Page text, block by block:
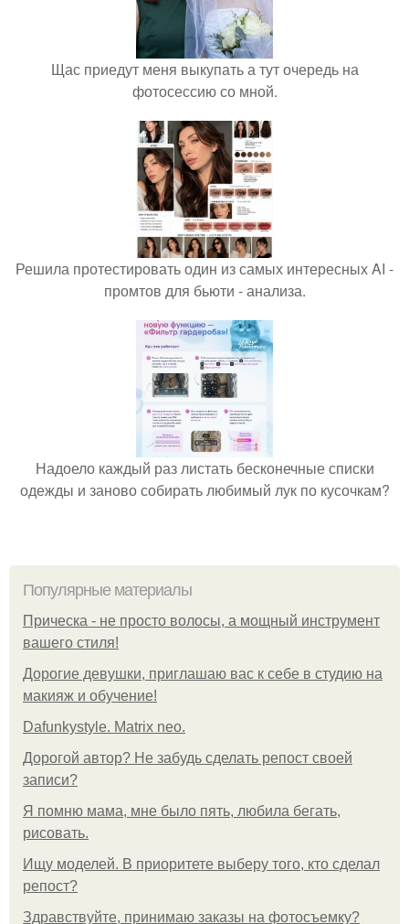
Щас приедут меня выкупать а тут очередь на
фотосессию со мной.
Решила протестировать один из самых интересных AI -
промтов для бьюти - анализа.
Надоело каждый раз листать бесконечные списки
одежды и заново собирать любимый лук по кусочкам?
Популярные материалы
Прическа - не просто волосы, а мощный инструмент
вашего стиля!
Дорогие девушки, приглашаю вас к себе в студию на
макияж и обучение!
Dafunkystyle. Matrix neo.
Дорогой автор? Не забудь сделать репост своей
записи?
Я помню мама, мне было пять, любила бегать,
рисовать.
Ищу моделей. В приоритете выберу того, кто сделал
репост?
Здравствуйте, принимаю заказы на фотосъемку?